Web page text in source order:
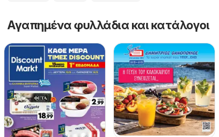
Αγαπημένα φυλλάδια και κατάλογοι